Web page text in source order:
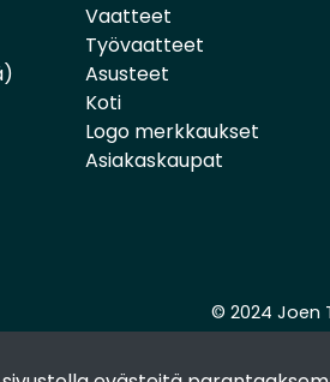
Vaatteet
Työvaatteet
Asusteet
Koti
Logo merkkaukset
Asiakaskaupat
© 2024 Joen